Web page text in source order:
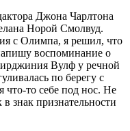
Джона Чарлтона
Норой Смолвуд.
с Олимпа, я решил, что
воспоминание о
Вулф у речной
по берегу с
что-то себе под нос. Не
знак признательности